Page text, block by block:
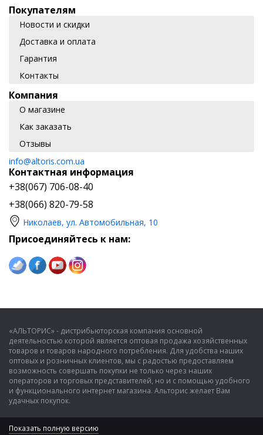
Покупателям
Новости и скидки
Доставка и оплата
Гарантия
Контакты
Компания
О магазине
Как заказать
Отзывы
info@altoris.com.ua
Контактная информация
+38(067) 706-08-40
+38(066) 820-79-58
Николаев, ул. Автомобильная, 10
Присоединяйтесь к нам:
«АЛЬТОРИС» - дистрибьюторская компания основной
деятельностью которой является оптовая продажа хозяйственных
товаров и товаров народного потребления. Для удобства наших
оптовых и розничных клиентов, мы с радостью предоставляем
возможность совершать покупки не только через наших
операторов и торговых представителей, но и с помощью удобного
и функционального интернет магазина. Альторис желает Вам
удачных покупок.
Показать полную версию